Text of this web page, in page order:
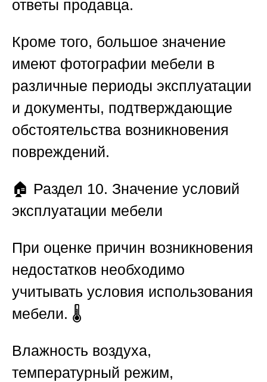
ответы продавца.
Кроме того, большое значение
имеют фотографии мебели в
различные периоды эксплуатации
и документы, подтверждающие
обстоятельства возникновения
повреждений.
🏠 Раздел 10. Значение условий
эксплуатации мебели
При оценке причин возникновения
недостатков необходимо
учитывать условия использования
мебели. 🌡️
Влажность воздуха,
температурный режим,